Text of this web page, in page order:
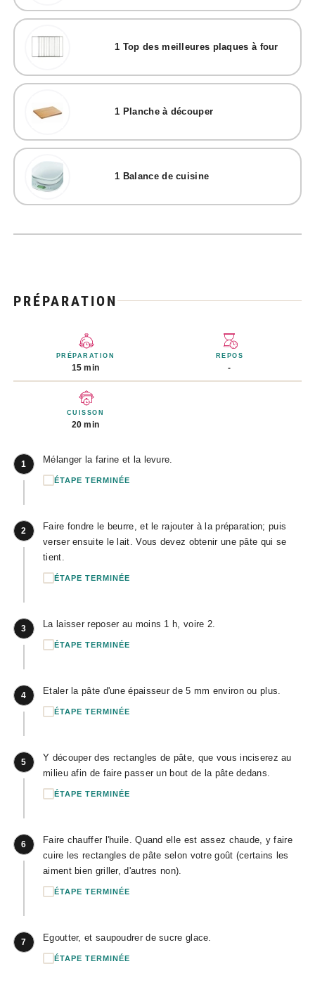
1 Top des meilleures plaques à four
1 Planche à découper
1 Balance de cuisine
PRÉPARATION
PRÉPARATION
15 min
REPOS
-
CUISSON
20 min
1 Mélanger la farine et la levure.
ÉTAPE TERMINÉE
2
Faire fondre le beurre, et le rajouter à la préparation; puis
verser ensuite le lait. Vous devez obtenir une pâte qui se
tient.
ÉTAPE TERMINÉE
3 La laisser reposer au moins 1 h, voire 2.
ÉTAPE TERMINÉE
4 Etaler la pâte d'une épaisseur de 5 mm environ ou plus.
ÉTAPE TERMINÉE
5
Y découper des rectangles de pâte, que vous inciserez au
milieu afin de faire passer un bout de la pâte dedans.
ÉTAPE TERMINÉE
6
Faire chauffer l'huile. Quand elle est assez chaude, y faire
cuire les rectangles de pâte selon votre goût (certains les
aiment bien griller, d'autres non).
ÉTAPE TERMINÉE
7 Egoutter, et saupoudrer de sucre glace.
ÉTAPE TERMINÉE